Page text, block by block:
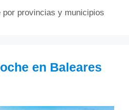
por provincias y municipios
en Baleares